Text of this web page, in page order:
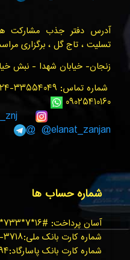
آدرس دفتر جذب مشارکت
تسلیت ، تاج گل ، برگزاری
زنجان- خیابان شهدا - نبش
۰۹۰۲۵۴۱۰۱۶۰
@elanat_zanjan@
شماره حساب ها
آسان پرداخت: #۱۶*۷*۷۳۳*
شماره کارت بانک ملی:۳۷۱۸-۹۹۵۱-۹۹۱۱-۶۰۳۷
شماره کارت بانک پاسارگاد:۵۷۹۴-۱۷۲۴-۲۹۱۰-۵۰۲۲